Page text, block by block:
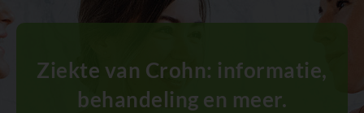
Ziekte van Crohn: informatie,
behandeling en meer.